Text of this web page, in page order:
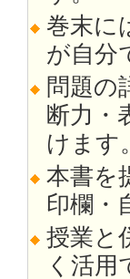
巻末に
が自分
問題の
断力・
けます。
本書を
印欄・
授業と
く活用